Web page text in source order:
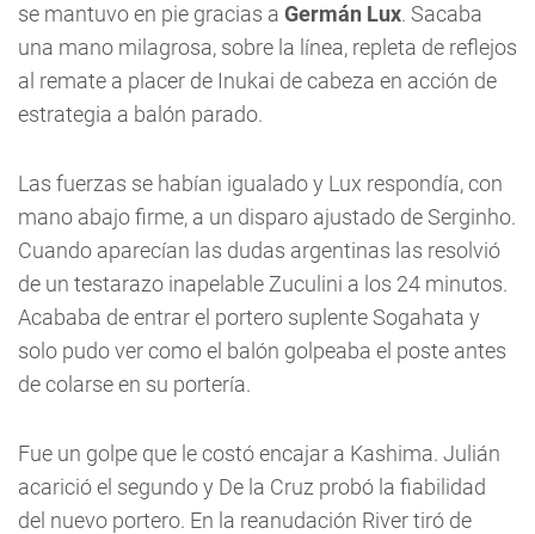
se mantuvo en pie gracias a Germán Lux. Sacaba
una mano milagrosa, sobre la línea, repleta de reflejos
al remate a placer de Inukai de cabeza en acción de
estrategia a balón parado.
Las fuerzas se habían igualado y Lux respondía, con
mano abajo firme, a un disparo ajustado de Serginho.
Cuando aparecían las dudas argentinas las resolvió
de un testarazo inapelable Zuculini a los 24 minutos.
Acababa de entrar el portero suplente Sogahata y
solo pudo ver como el balón golpeaba el poste antes
de colarse en su portería.
Fue un golpe que le costó encajar a Kashima. Julián
acarició el segundo y De la Cruz probó la fiabilidad
del nuevo portero. En la reanudación River tiró de